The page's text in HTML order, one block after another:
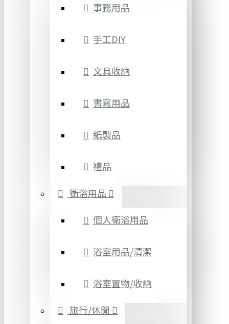
事務用品
手工DIY
文具收納
書寫用品
紙製品
禮品
衛浴用品
個人衛浴用品
浴室用品/清潔
浴室置物/收納
旅行/休閒